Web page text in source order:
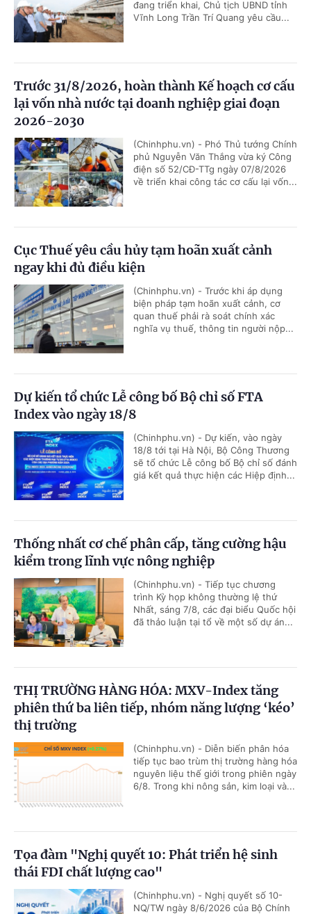
đang triển khai, Chủ tịch UBND tỉnh
Vĩnh Long Trần Trí Quang yêu cầu...
Trước 31/8/2026, hoàn thành Kế hoạch cơ cấu
lại vốn nhà nước tại doanh nghiệp giai đoạn
2026-2030
(Chinhphu.vn) - Phó Thủ tướng Chính
phủ Nguyễn Văn Thắng vừa ký Công
điện số 52/CĐ-TTg ngày 07/8/2026
về triển khai công tác cơ cấu lại vốn...
Cục Thuế yêu cầu hủy tạm hoãn xuất cảnh
ngay khi đủ điều kiện
(Chinhphu.vn) - Trước khi áp dụng
biện pháp tạm hoãn xuất cảnh, cơ
quan thuế phải rà soát chính xác
nghĩa vụ thuế, thông tin người nộp...
Dự kiến tổ chức Lễ công bố Bộ chỉ số FTA
Index vào ngày 18/8
(Chinhphu.vn) - Dự kiến, vào ngày
18/8 tới tại Hà Nội, Bộ Công Thương
sẽ tổ chức Lễ công bố Bộ chỉ số đánh
giá kết quả thực hiện các Hiệp định...
Thống nhất cơ chế phân cấp, tăng cường hậu
kiểm trong lĩnh vực nông nghiệp
(Chinhphu.vn) - Tiếp tục chương
trình Kỳ họp không thường lệ thứ
Nhất, sáng 7/8, các đại biểu Quốc hội
đã thảo luận tại tổ về một số dự án...
THỊ TRƯỜNG HÀNG HÓA: MXV-Index tăng
phiên thứ ba liên tiếp, nhóm năng lượng ‘kéo’
thị trường
(Chinhphu.vn) - Diễn biến phân hóa
tiếp tục bao trùm thị trường hàng hóa
nguyên liệu thế giới trong phiên ngày
6/8. Trong khi nông sản, kim loại và...
Tọa đàm "Nghị quyết 10: Phát triển hệ sinh
thái FDI chất lượng cao"
(Chinhphu.vn) - Nghị quyết số 10-
NQ/TW ngày 8/6/2026 của Bộ Chính